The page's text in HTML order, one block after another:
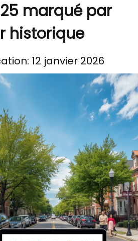
marqué par
historique
12 janvier 2026